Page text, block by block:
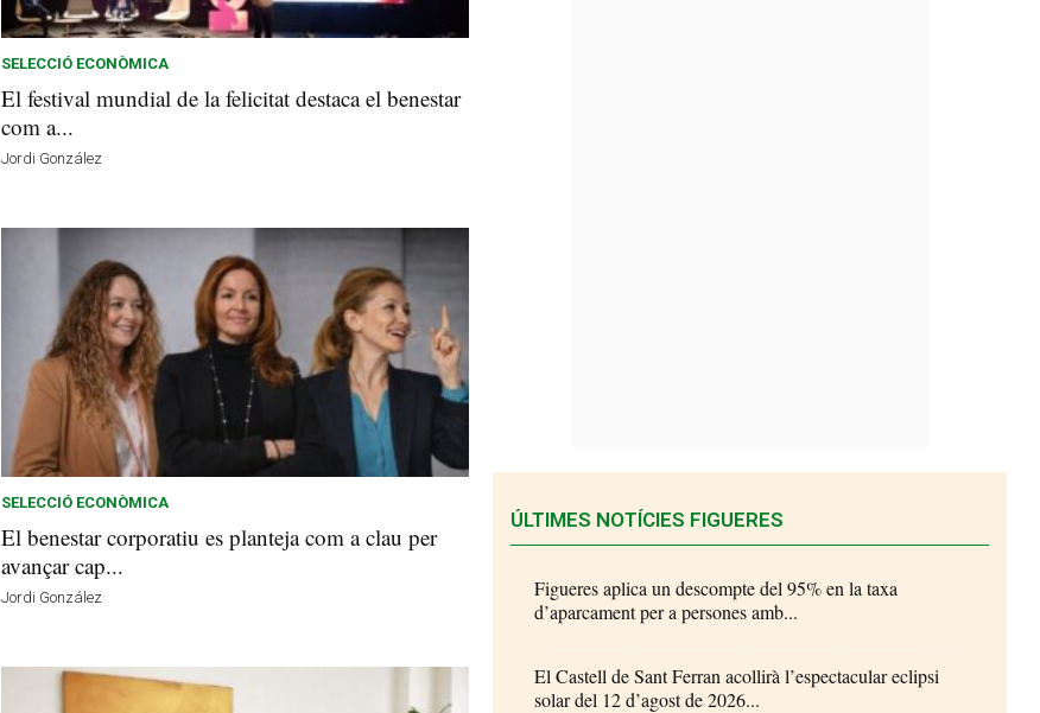
SELECCIÓ ECONÒMICA
El festival mundial de la felicitat destaca el benestar
com a...
Jordi González
SELECCIÓ ECONÒMICA
El benestar corporatiu es planteja com a clau per
avançar cap...
Jordi González
ÚLTIMES NOTÍCIES FIGUERES
Figueres aplica un descompte del 95% en la taxa
d’aparcament per a persones amb...
El Castell de Sant Ferran acollirà l’espectacular eclipsi
solar del 12 d’agost de 2026...